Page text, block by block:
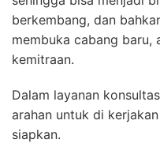
berkembang, dan
membuka cabang
kemitraan.
Dalam layanan
arahan untuk di
siapkan.